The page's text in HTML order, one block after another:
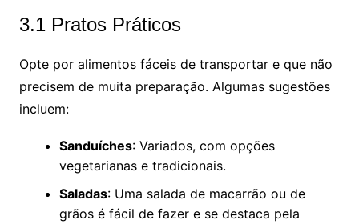
3.1 Pratos Práticos
Opte por alimentos fáceis de transportar e que não
precisem de muita preparação. Algumas sugestões
incluem:
Sanduíches: Variados, com opções
vegetarianas e tradicionais.
Saladas: Uma salada de macarrão ou de
grãos é fácil de fazer e se destaca pela